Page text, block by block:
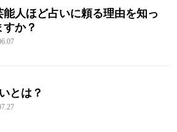
能人ほど占いに頼る理由を知っ
すか？
とは？